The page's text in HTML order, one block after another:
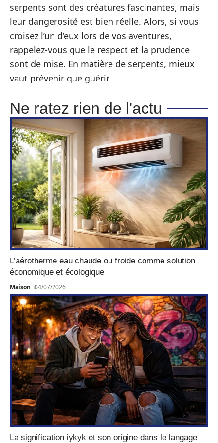
serpents sont des créatures fascinantes, mais
leur dangerosité est bien réelle. Alors, si vous
croisez l’un d’eux lors de vos aventures,
rappelez-vous que le respect et la prudence
sont de mise. En matière de serpents, mieux
vaut prévenir que guérir.
Ne ratez rien de l'actu
L’aérotherme eau chaude ou froide comme solution
économique et écologique
Maison 04/07/2026
La signification iykyk et son origine dans le langage